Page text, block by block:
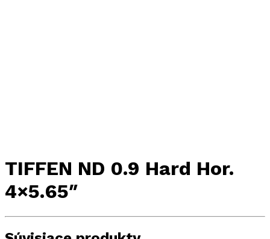
TIFFEN ND 0.9 Hard Hor.
4×5.65″